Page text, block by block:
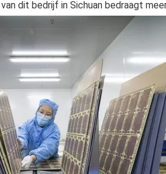
dit bedrijf in Sichuan bedraagt